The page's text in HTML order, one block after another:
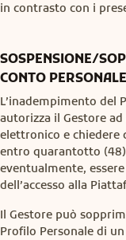
in contrasto con i
SOSPENSIONE/
CONTO PERSONALE
L’inadempimento del
autorizza il Gestore
elettronico e chiedere
entro quarantotto
eventualmente,
dell’accesso alla
Il Gestore può
Profilo Personale di